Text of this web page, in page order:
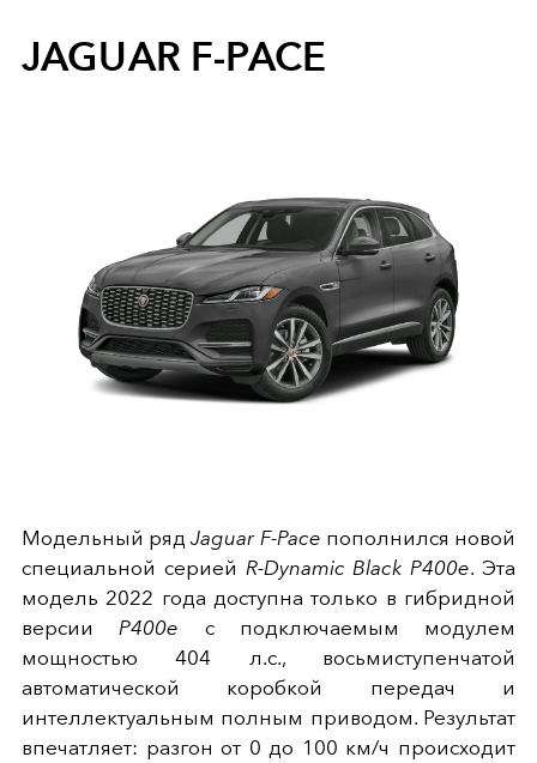
JAGUAR F‑PACE
Модельный рядJaguar F-Pace пополнился новой
специальной серией R-Dynamic Black P400e. Эта
модель 2022 года доступна только в гибридной
версииP400e с подключаемым модулем
мощностью 404 л.с., восьмиступенчатой
автоматической коробкой передач и
интеллектуальным полным приводом. Результат
впечатляет: разгон от 0 до 100 км/ч происходит